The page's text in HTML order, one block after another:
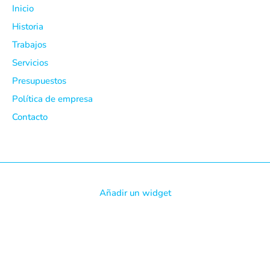
Inicio
Historia
Trabajos
Servicios
Presupuestos
Política de empresa
Contacto
Añadir un widget